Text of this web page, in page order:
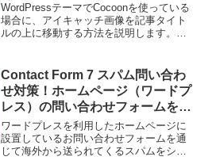
WordPressテーマでCocoonを使っている
場合に、アイキャッチ画像を記事タイト
ルの上に移動する方法を説明します。手
ー】→【style.css】をクリックす...
Contact Form 7 スパム問い合わ
せ対策！ホームページ（ワードプ
レス）の問い合わせフォームを使
った海外（外国語）スパムをゼロ
にする方法
ワードプレスを利用したホームページに
設置しているお問い合わせフォームを通
じて海外から送られてくるスパムをシャ